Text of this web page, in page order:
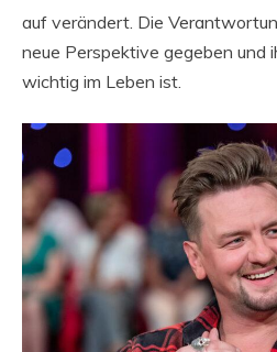
auf verändert. Die
neue Perspektive gegeben und
wichtig im Leben ist.